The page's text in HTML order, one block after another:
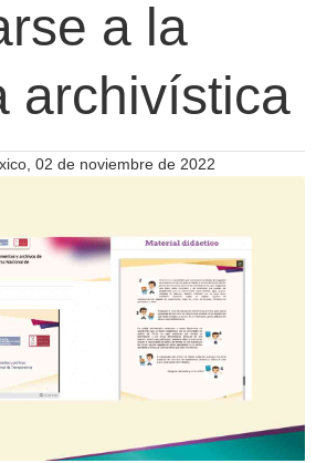
a la
archivística
02 de noviembre de 2022